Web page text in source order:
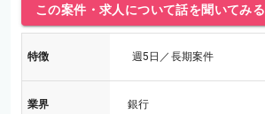
この案件・求人について話を聞いてみる
特徴 週5日／長期案件
業界 銀行